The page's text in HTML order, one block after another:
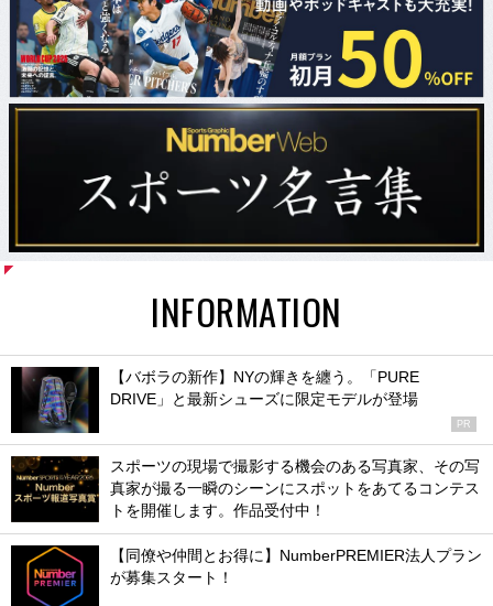
INFORMATION
【バボラの新作】NYの輝きを纏う。「PURE
DRIVE」と最新シューズに限定モデルが登場
PR
スポーツの現場で撮影する機会のある写真家、その写
真家が撮る一瞬のシーンにスポットをあてるコンテス
トを開催します。作品受付中！
【同僚や仲間とお得に】NumberPREMIER法人プラン
が募集スタート！